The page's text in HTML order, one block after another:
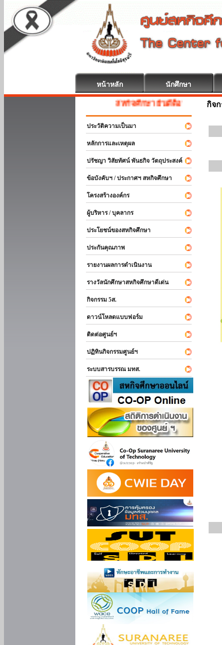
หน้าหลัก นักศึกษา
สหกิจศึกษา ยินดีต้อนรับ
ประวัติความเป็นมา
หลักการและเหตุผล
ปรัชญา วิสัยทัศน์ พันธกิจ วัตถุประสงค์
ข้อบังคับฯ / ประกาศฯ สหกิจศึกษา
โครงสร้างองค์กร
ผู้บริหาร / บุคลากร
ประโยชน์ของสหกิจศึกษา
ประกันคุณภาพ
รายงานผลการดำเนินงาน
รางวัลนักศึกษาสหกิจศึกษาดีเด่น
กิจกรรม 5ส.
ดาวน์โหลดแบบฟอร์ม
ติดต่อศูนย์ฯ
ปฏิทินกิจกรรมศูนย์ฯ
ระบบสารบรรณ มทส.
กิจ